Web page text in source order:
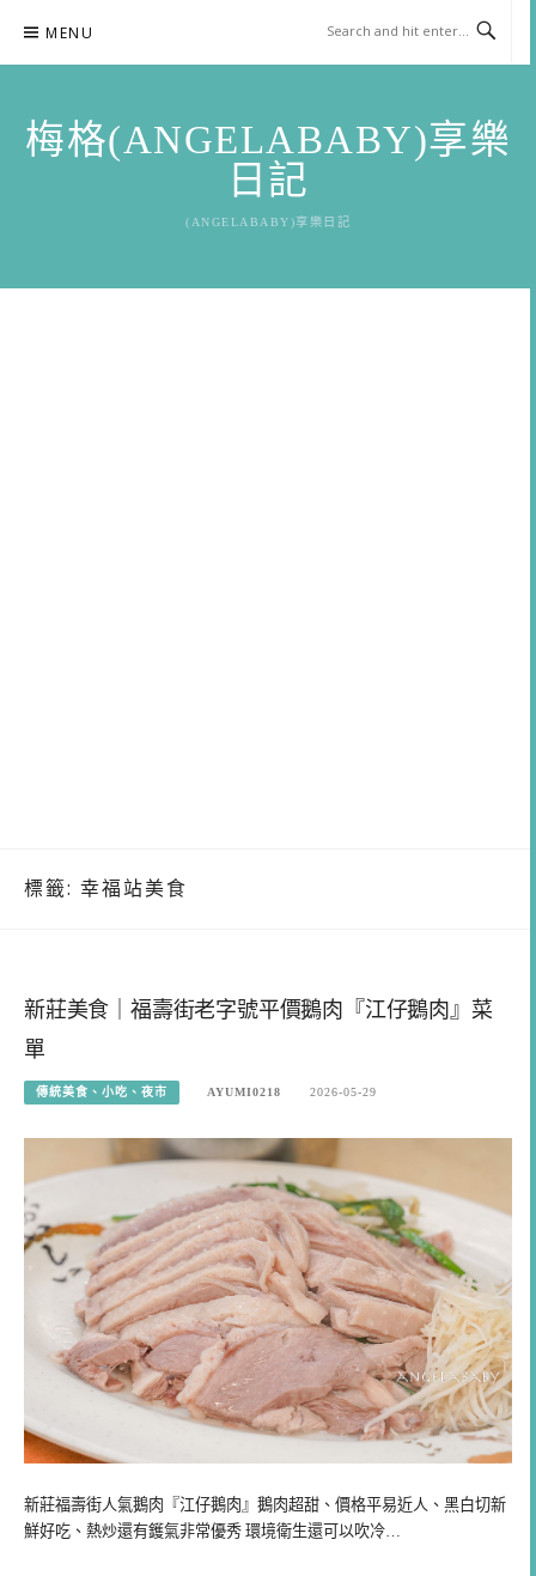
content
MENU
梅格(ANGELABABY)享樂
日記
(ANGELABABY)享樂日記
標籤: 幸福站美食
新莊美食｜福壽街老字號平價鵝肉『江仔鵝肉』菜
單
傳統美食、小吃、夜市 AYUMI0218 2026-05-29
新莊福壽街人氣鵝肉『江仔鵝肉』鵝肉超甜、價格平易近人、黑白切新
鮮好吃、熱炒還有鑊氣非常優秀 環境衛生還可以吹冷…